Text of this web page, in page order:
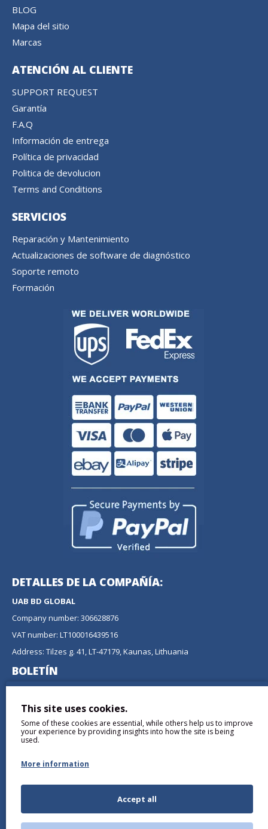
BLOG
Mapa del sitio
Marcas
ATENCIÓN AL CLIENTE
SUPPORT REQUEST
Garantía
F.A.Q
Información de entrega
Política de privacidad
Politica de devolucion
Terms and Conditions
SERVICIOS
Reparación y Mantenimiento
Actualizaciones de software de diagnóstico
Soporte remoto
Formación
DETALLES DE LA COMPAÑÍA:
UAB BD GLOBAL
Company number: 306628876
VAT number: LT100016439516
Address: Tilzes g. 41, LT-47179, Kaunas, Lithuania
BOLETÍN
suscribiéndose a nuestro boletín.
ENVIAR
This site uses cookies.
Some of these cookies are essential, while others help us to improve
your experience by providing insights into how the site is being
used.
More information
Accept all